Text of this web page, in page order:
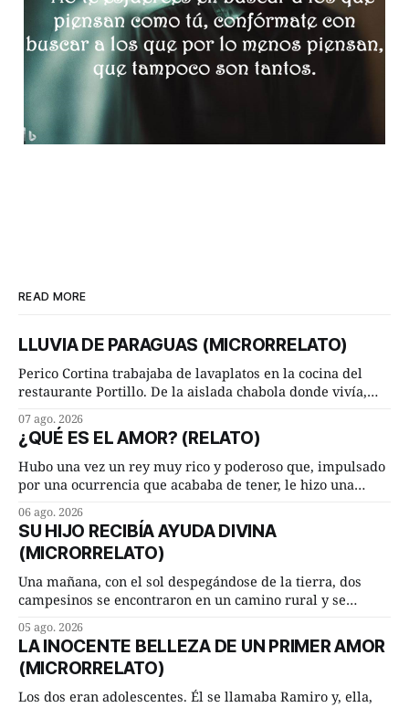
READ MORE
LLUVIA DE PARAGUAS (MICRORRELATO)
Perico Cortina trabajaba de lavaplatos en la cocina del
restaurante Portillo. De la aislada chabola donde vivía,
cuarto de hora andando a buen paso. Cierta noche,
terminada su jornada laboral caminaba él hacía su mísera
morada cundo comenzó a llover
07 ago. 2026
¿QUÉ ES EL AMOR? (RELATO)
Hubo una vez un rey muy rico y poderoso que, impulsado
por una ocurrencia que acababa de tener, le hizo una
Dime, hombre sabio, ¿qué es el amor según tú? Su
consejero, que era muy prudente y astuto le respondió de
inmediato:
06 ago. 2026
SU HIJO RECIBÍA AYUDA DIVINA
(MICRORRELATO)
Una mañana, con el sol despegándose de la tierra, dos
campesinos se encontraron en un camino rural y se
remolachas, Manuel? —quiso saber uno. —Eso acabo de
hacer, Paco. ¿Cómo va ese maíz tuyo? --se interesó el otro.
—De momento mejor
05 ago. 2026
LA INOCENTE BELLEZA DE UN PRIMER AMOR
(MICRORRELATO)
Los dos eran adolescentes. Él se llamaba Ramiro y, ella,